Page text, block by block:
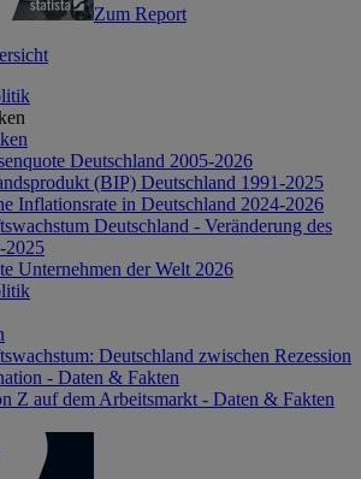
Zum Report
Deutschland 2005-2026
(BIP) Deutschland 1991-2025
Inflationsrate in Deutschland 2024-2026
Deutschland - Veränderung des
2025
Unternehmen der Welt 2026
Deutschland zwischen Rezession
- Daten & Fakten
Z auf dem Arbeitsmarkt - Daten & Fakten